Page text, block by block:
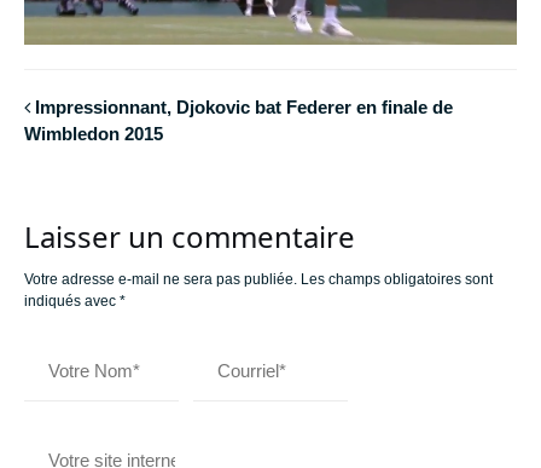
Impressionnant, Djokovic bat Federer en finale de
Wimbledon 2015
Laisser un commentaire
Votre adresse e-mail ne sera pas publiée. Les champs obligatoires sont
indiqués avec *